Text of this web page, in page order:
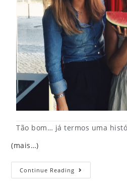
Tão bom… já termos uma
(mais…)
Continue Reading